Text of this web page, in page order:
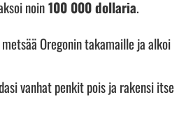
noin100 000 dollaria.
Oregonin takamaille ja alkoi
vanhat penkit pois ja rakensi itse